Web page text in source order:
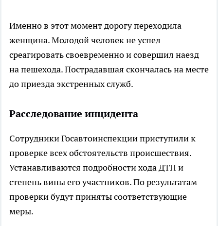
Именно в этот момент дорогу переходила
женщина. Молодой человек не успел
среагировать своевременно и совершил наезд
на пешехода. Пострадавшая скончалась на месте
до приезда экстренных служб.
Расследование инцидента
Сотрудники Госавтоинспекции приступили к
проверке всех обстоятельств происшествия.
Устанавливаются подробности хода ДТП и
степень вины его участников. По результатам
проверки будут приняты соответствующие
меры.